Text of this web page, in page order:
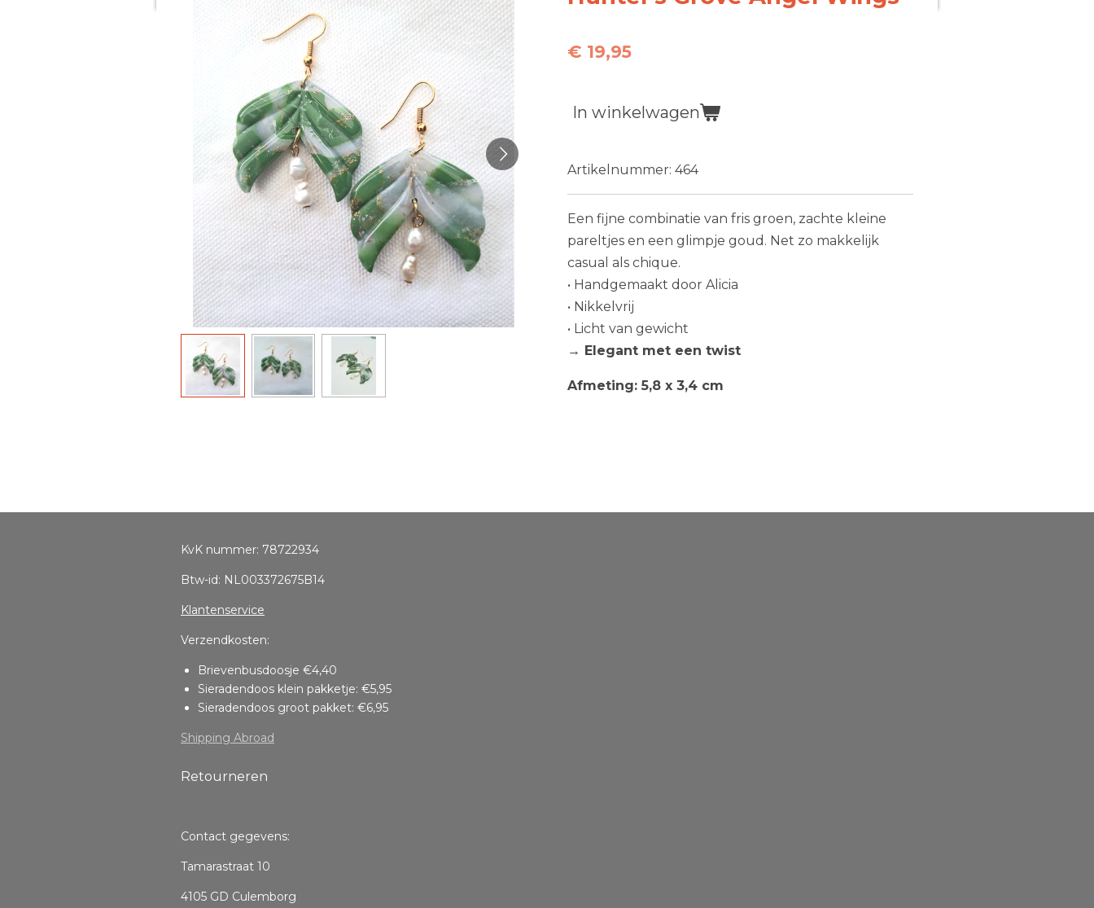
€ 19,95
In winkelwagen
Artikelnummer: 464
Een fijne combinatie van fris groen, zachte kleine
pareltjes en een glimpje goud. Net zo makkelijk
casual als chique.
• Handgemaakt door Alicia
• Nikkelvrij
• Licht van gewicht
→ Elegant met een twist
Afmeting: 5,8 x 3,4 cm
KvK nummer: 78722934
Btw-id: NL003372675B14
Klantenservice
Verzendkosten:
Brievenbusdoosje €4,40
Sieradendoos klein pakketje: €5,95
Sieradendoos groot pakket: €6,95
Shipping Abroad
Retourneren
Contact gegevens:
Tamarastraat 10
4105 GD Culemborg